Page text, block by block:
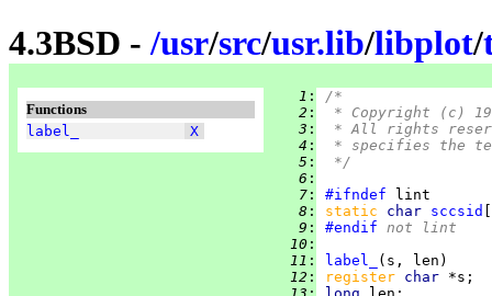
4.3BSD -/usr/src/usr.lib/libplot/
Functions
label_
X
   1
:
/*
   2
:
* Copyright (c)
   3
:
* All rights
   4
:
* specifies the
   5
:
*/
   6
:
   7
: #ifndef
   8
: static char sccsid
   9
: #endif not lint
  10
:
  11
: label_
  12
: register char